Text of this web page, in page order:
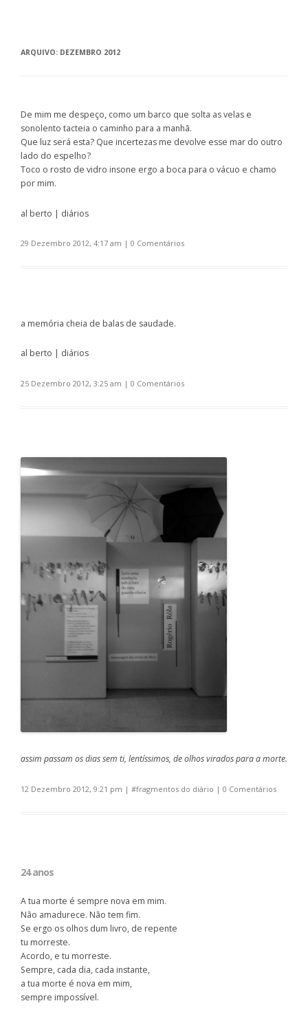
ARQUIVO: DEZEMBRO 2012
De mim me despeço, como um barco que solta as velas e
sonolento tacteia o caminho para a manhã.
Que luz será esta? Que incertezas me devolve esse mar do outro
lado do espelho?
Toco o rosto de vidro insone ergo a boca para o vácuo e chamo
por mim.
al berto | diários
29 Dezembro 2012, 4:17 am | 0 Comentários
a memória cheia de balas de saudade.
al berto | diários
25 Dezembro 2012, 3:25 am | 0 Comentários
assim passam os dias sem ti, lentíssimos, de olhos virados para a morte.
12 Dezembro 2012, 9:21 pm | #fragmentos do diário | 0 Comentários
24 anos
A tua morte é sempre nova em mim.
Não amadurece. Não tem fim.
Se ergo os olhos dum livro, de repente
tu morreste.
Acordo, e tu morreste.
Sempre, cada dia, cada instante,
a tua morte é nova em mim,
sempre impossível.